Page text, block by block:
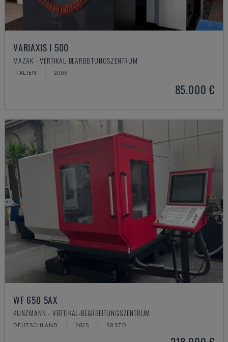
VARIAXIS I 500
MAZAK - VERTIKAL-BEARBEITUNGSZENTRUM
ITALIEN 2006
85.000 €
WF 650 5AX
KUNZMANN - VERTIKAL-BEARBEITUNGSZENTRUM
DEUTSCHLAND 2025 58 STD